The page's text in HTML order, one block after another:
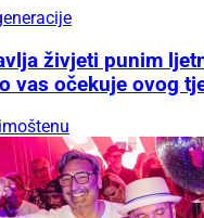
živjeti punim
vas očekuje ovog